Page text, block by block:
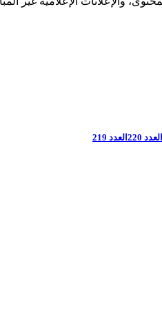
العدد 220 العدد 219